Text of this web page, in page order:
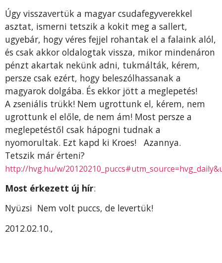
Úgy visszavertük a magyar csudafegyverekkel
asztat, ismerni tetszik a kokit meg a sallert,
ugyebár, hogy véres fejjel rohantak el a falaink alól,
és csak akkor oldalogtak vissza, mikor mindenáron
pénzt akartak nekünk adni, tukmálták, kérem,
persze csak ezért, hogy beleszólhassanak a
magyarok dolgába. És ekkor jött a meglepetés!
A zseniális trükk! Nem ugrottunk el, kérem, nem
ugrottunk el előle, de nem ám! Most persze a
meglepetéstől csak hápogni tudnak a
nyomorultak. Ezt kapd ki Kroes! Azannya.
Tetszik már érteni?
http://hvg.hu/w/
Most érkezett új hír:
Nyüzsi Nem volt puccs, de levertük!
2012.02.10.,